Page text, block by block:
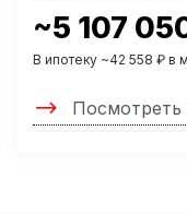
~5 107
В ипотеку ~42 558 ₽ в
Посмотреть